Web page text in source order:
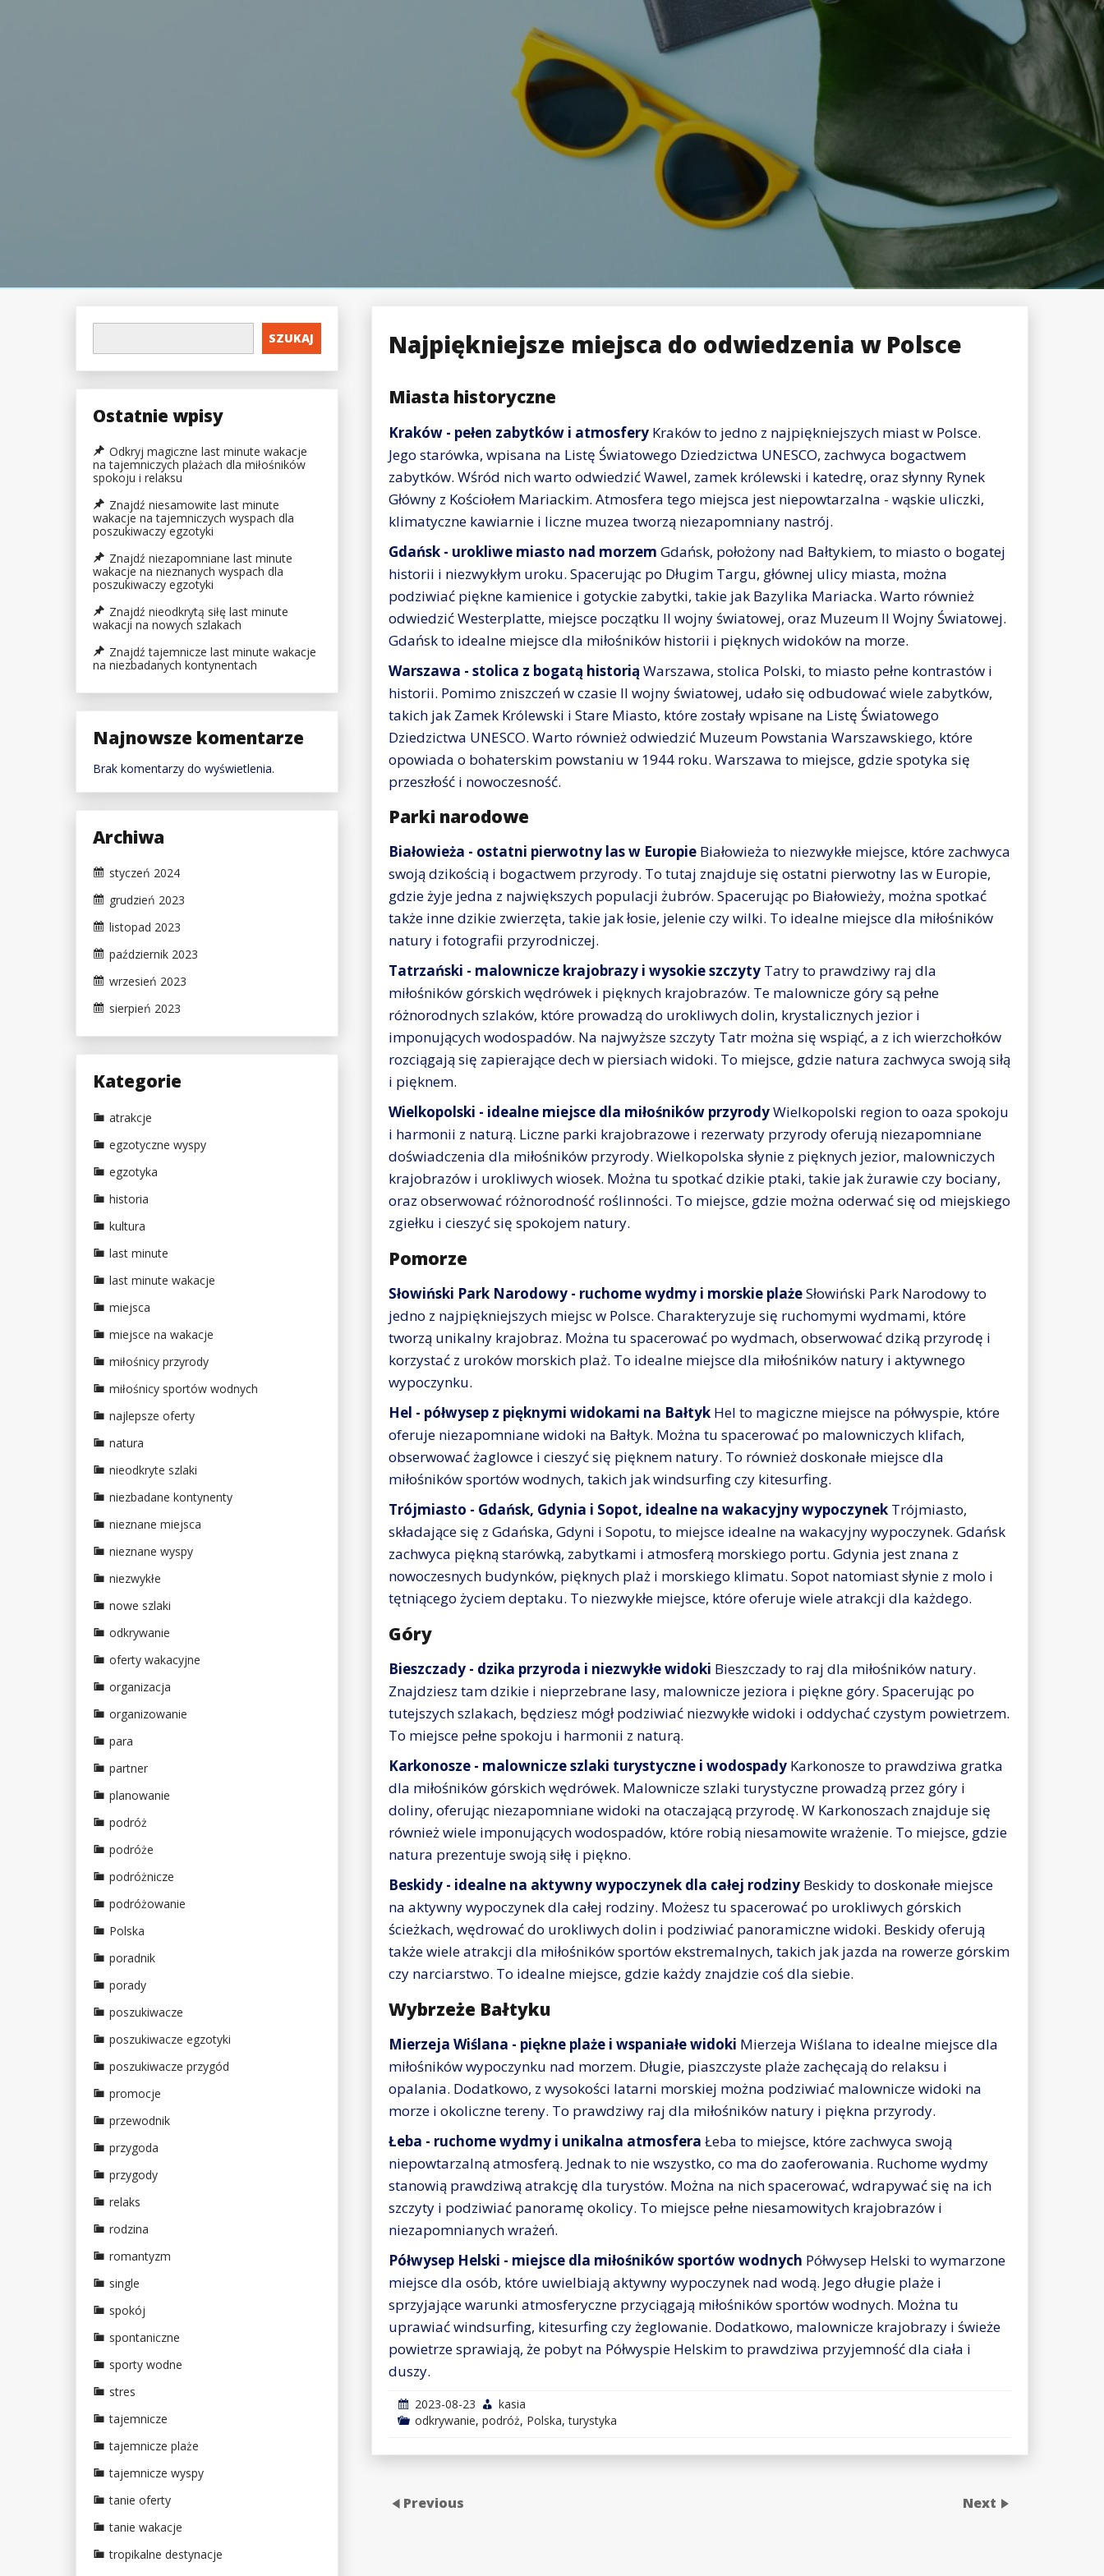
Najpiękniejsze miejsca do odwiedzenia w Polsce
Miasta historyczne
Kraków - pełen zabytków i atmosfery Kraków to jedno z najpiękniejszych miast w Polsce.
Jego starówka, wpisana na Listę Światowego Dziedzictwa UNESCO, zachwyca bogactwem
zabytków. Wśród nich warto odwiedzić Wawel, zamek królewski i katedrę, oraz słynny Rynek
Główny z Kościołem Mariackim. Atmosfera tego miejsca jest niepowtarzalna - wąskie uliczki,
klimatyczne kawiarnie i liczne muzea tworzą niezapomniany nastrój.
Gdańsk - urokliwe miasto nad morzem Gdańsk, położony nad Bałtykiem, to miasto o bogatej
historii i niezwykłym uroku. Spacerując po Długim Targu, głównej ulicy miasta, można
podziwiać piękne kamienice i gotyckie zabytki, takie jak Bazylika Mariacka. Warto również
odwiedzić Westerplatte, miejsce początku II wojny światowej, oraz Muzeum II Wojny Światowej.
Gdańsk to idealne miejsce dla miłośników historii i pięknych widoków na morze.
Warszawa - stolica z bogatą historią Warszawa, stolica Polski, to miasto pełne kontrastów i
historii. Pomimo zniszczeń w czasie II wojny światowej, udało się odbudować wiele zabytków,
takich jak Zamek Królewski i Stare Miasto, które zostały wpisane na Listę Światowego
Dziedzictwa UNESCO. Warto również odwiedzić Muzeum Powstania Warszawskiego, które
opowiada o bohaterskim powstaniu w 1944 roku. Warszawa to miejsce, gdzie spotyka się
przeszłość i nowoczesność.
Parki narodowe
Białowieża - ostatni pierwotny las w Europie Białowieża to niezwykłe miejsce, które zachwyca
swoją dzikością i bogactwem przyrody. To tutaj znajduje się ostatni pierwotny las w Europie,
gdzie żyje jedna z największych populacji żubrów. Spacerując po Białowieży, można spotkać
także inne dzikie zwierzęta, takie jak łosie, jelenie czy wilki. To idealne miejsce dla miłośników
natury i fotografii przyrodniczej.
Tatrzański - malownicze krajobrazy i wysokie szczyty Tatry to prawdziwy raj dla
miłośników górskich wędrówek i pięknych krajobrazów. Te malownicze góry są pełne
różnorodnych szlaków, które prowadzą do urokliwych dolin, krystalicznych jezior i
imponujących wodospadów. Na najwyższe szczyty Tatr można się wspiąć, a z ich wierzchołków
rozciągają się zapierające dech w piersiach widoki. To miejsce, gdzie natura zachwyca swoją siłą
i pięknem.
Wielkopolski - idealne miejsce dla miłośników przyrodyWielkopolski region to oaza spokoju
i harmonii z naturą. Liczne parki krajobrazowe i rezerwaty przyrody oferują niezapomniane
doświadczenia dla miłośników przyrody. Wielkopolska słynie z pięknych jezior, malowniczych
krajobrazów i urokliwych wiosek. Można tu spotkać dzikie ptaki, takie jak żurawie czy bociany,
oraz obserwować różnorodność roślinności. To miejsce, gdzie można oderwać się od miejskiego
zgiełku i cieszyć się spokojem natury.
Pomorze
Słowiński Park Narodowy - ruchome wydmy i morskie plażeSłowiński Park Narodowy to
jedno z najpiękniejszych miejsc w Polsce. Charakteryzuje się ruchomymi wydmami, które
tworzą unikalny krajobraz. Można tu spacerować po wydmach, obserwować dziką przyrodę i
korzystać z uroków morskich plaż. To idealne miejsce dla miłośników natury i aktywnego
wypoczynku.
Hel - półwysep z pięknymi widokami na Bałtyk Hel to magiczne miejsce na półwyspie, które
oferuje niezapomniane widoki na Bałtyk. Można tu spacerować po malowniczych klifach,
obserwować żaglowce i cieszyć się pięknem natury. To również doskonałe miejsce dla
miłośników sportów wodnych, takich jak windsurfing czy kitesurfing.
Trójmiasto - Gdańsk, Gdynia i Sopot, idealne na wakacyjny wypoczynek Trójmiasto,
składające się z Gdańska, Gdyni i Sopotu, to miejsce idealne na wakacyjny wypoczynek. Gdańsk
zachwyca piękną starówką, zabytkami i atmosferą morskiego portu. Gdynia jest znana z
nowoczesnych budynków, pięknych plaż i morskiego klimatu. Sopot natomiast słynie z molo i
tętniącego życiem deptaku. To niezwykłe miejsce, które oferuje wiele atrakcji dla każdego.
Góry
Bieszczady - dzika przyroda i niezwykłe widoki Bieszczady to raj dla miłośników natury.
Znajdziesz tam dzikie i nieprzebrane lasy, malownicze jeziora i piękne góry. Spacerując po
tutejszych szlakach, będziesz mógł podziwiać niezwykłe widoki i oddychać czystym powietrzem.
To miejsce pełne spokoju i harmonii z naturą.
Karkonosze - malownicze szlaki turystyczne i wodospady Karkonosze to prawdziwa gratka
dla miłośników górskich wędrówek. Malownicze szlaki turystyczne prowadzą przez góry i
doliny, oferując niezapomniane widoki na otaczającą przyrodę. W Karkonoszach znajduje się
również wiele imponujących wodospadów, które robią niesamowite wrażenie. To miejsce, gdzie
natura prezentuje swoją siłę i piękno.
Beskidy - idealne na aktywny wypoczynek dla całej rodziny Beskidy to doskonałe miejsce
na aktywny wypoczynek dla całej rodziny. Możesz tu spacerować po urokliwych górskich
ścieżkach, wędrować do urokliwych dolin i podziwiać panoramiczne widoki. Beskidy oferują
także wiele atrakcji dla miłośników sportów ekstremalnych, takich jak jazda na rowerze górskim
czy narciarstwo. To idealne miejsce, gdzie każdy znajdzie coś dla siebie.
Wybrzeże Bałtyku
Mierzeja Wiślana - piękne plaże i wspaniałe widoki Mierzeja Wiślana to idealne miejsce dla
miłośników wypoczynku nad morzem. Długie, piaszczyste plaże zachęcają do relaksu i
opalania. Dodatkowo, z wysokości latarni morskiej można podziwiać malownicze widoki na
morze i okoliczne tereny. To prawdziwy raj dla miłośników natury i piękna przyrody.
Łeba - ruchome wydmy i unikalna atmosfera Łeba to miejsce, które zachwyca swoją
niepowtarzalną atmosferą. Jednak to nie wszystko, co ma do zaoferowania. Ruchome wydmy
stanowią prawdziwą atrakcję dla turystów. Można na nich spacerować, wdrapywać się na ich
szczyty i podziwiać panoramę okolicy. To miejsce pełne niesamowitych krajobrazów i
niezapomnianych wrażeń.
Półwysep Helski - miejsce dla miłośników sportów wodnych Półwysep Helski to wymarzone
miejsce dla osób, które uwielbiają aktywny wypoczynek nad wodą. Jego długie plaże i
sprzyjające warunki atmosferyczne przyciągają miłośników sportów wodnych. Można tu
uprawiać windsurfing, kitesurfing czy żeglowanie. Dodatkowo, malownicze krajobrazy i świeże
powietrze sprawiają, że pobyt na Półwyspie Helskim to prawdziwa przyjemność dla ciała i
duszy.
2023-08-23
kasia
odkrywanie, podróż, Polska,turystyka
Previous Next
SZUKAJ
Ostatnie wpisy
Odkryj magiczne last minute wakacje
na tajemniczych plażach dla miłośników
spokoju i relaksu
Znajdź niesamowite last minute
wakacje na tajemniczych wyspach dla
poszukiwaczy egzotyki
Znajdź niezapomniane last minute
wakacje na nieznanych wyspach dla
poszukiwaczy egzotyki
Znajdź nieodkrytą siłę last minute
wakacji na nowych szlakach
Znajdź tajemnicze last minute wakacje
na niezbadanych kontynentach
Najnowsze komentarze
Brak komentarzy do wyświetlenia.
Archiwa
styczeń 2024
grudzień 2023
listopad 2023
październik 2023
wrzesień 2023
sierpień 2023
Kategorie
atrakcje
egzotyczne wyspy
egzotyka
historia
kultura
last minute
last minute wakacje
miejsca
miejsce na wakacje
miłośnicy przyrody
miłośnicy sportów wodnych
najlepsze oferty
natura
nieodkryte szlaki
niezbadane kontynenty
nieznane miejsca
nieznane wyspy
niezwykłe
nowe szlaki
odkrywanie
oferty wakacyjne
organizacja
organizowanie
para
partner
planowanie
podróż
podróże
podróżnicze
podróżowanie
Polska
poradnik
porady
poszukiwacze
poszukiwacze egzotyki
poszukiwacze przygód
promocje
przewodnik
przygoda
przygody
relaks
rodzina
romantyzm
single
spokój
spontaniczne
sporty wodne
stres
tajemnicze
tajemnicze plaże
tajemnicze wyspy
tanie oferty
tanie wakacje
tropikalne destynacje